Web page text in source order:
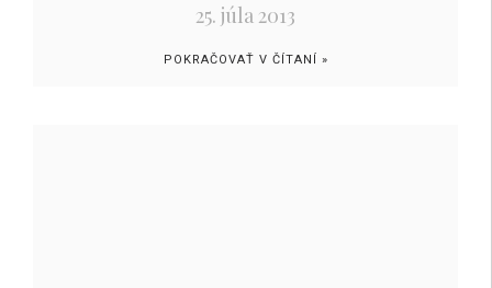
25. júla 2013
POKRAČOVAŤ V ČÍTANÍ »